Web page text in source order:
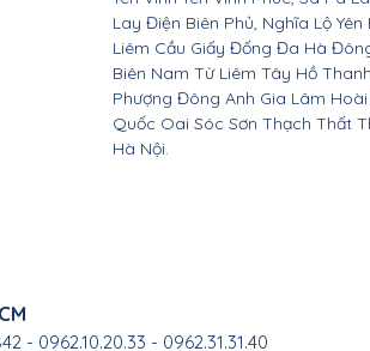
Lay Điện Biên Phủ, Nghĩa Lộ
Liêm Cầu Giấy Đống Đa Hà
Biên Nam Từ Liêm Tây Hồ
Phượng Đông Anh Gia Lâm
Quốc Oai Sóc Sơn Thạch Thất
Hà Nội.
- 0962.10.20.33 - 0962.31.31.40